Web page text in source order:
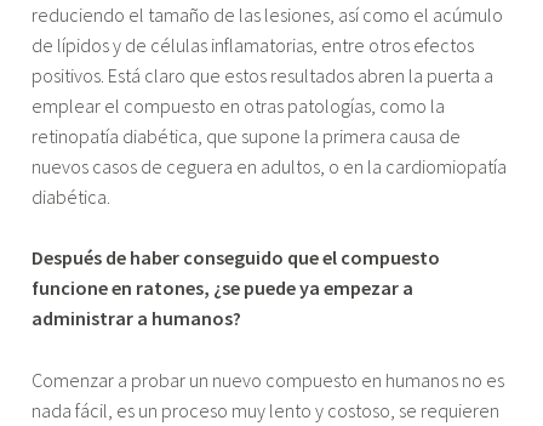
reduciendo el tamaño de las lesiones, así como el acúmulo
de lípidos y de células inflamatorias, entre otros efectos
positivos. Está claro que estos resultados abren la puerta a
emplear el compuesto en otras patologías, como la
retinopatía diabética, que supone la primera causa de
nuevos casos de ceguera en adultos, o en la cardiomiopatía
diabética.
Después de haber conseguido que el compuesto
funcione en ratones, ¿se puede ya empezar a
administrar a humanos?
Comenzar a probar un nuevo compuesto en humanos no es
nada fácil, es un proceso muy lento y costoso, se requieren